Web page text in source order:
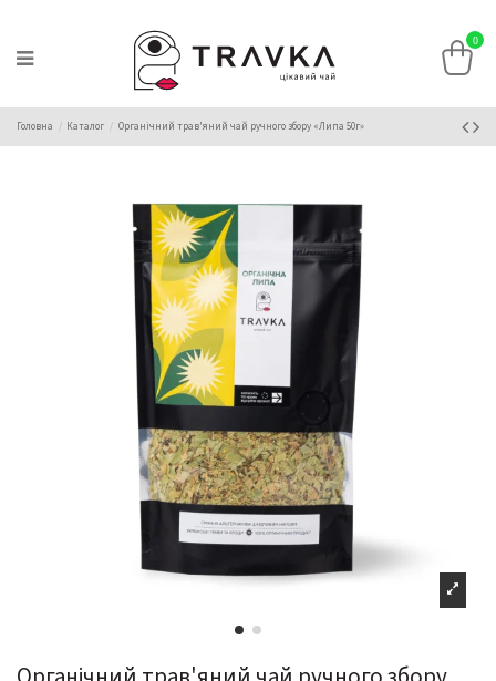
0
Головна Каталог Органічний трав'яний чай ручного збору «Липа 50г»